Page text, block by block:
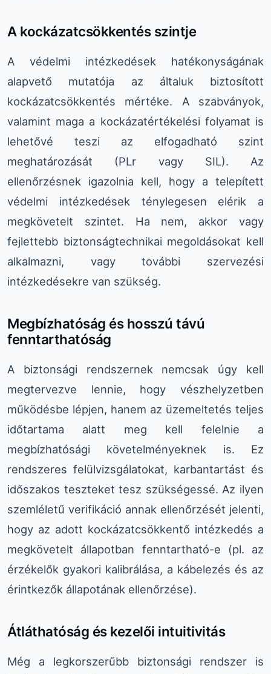
A kockázatcsökkentés szintje
A védelmi intézkedések hatékonyságának
alapvető mutatója az általuk biztosított
kockázatcsökkentés mértéke. A szabványok,
valamint maga a kockázatértékelési folyamat is
lehetővé teszi az elfogadható szint
meghatározását (PLr vagy SIL). Az
ellenőrzésnek igazolnia kell, hogy a telepített
védelmi intézkedések ténylegesen elérik a
megkövetelt szintet. Ha nem, akkor vagy
fejlettebb biztonságtechnikai megoldásokat kell
alkalmazni, vagy további szervezési
intézkedésekre van szükség.
Megbízhatóság és hosszú távú
fenntarthatóság
A biztonsági rendszernek nemcsak úgy kell
megtervezve lennie, hogy vészhelyzetben
működésbe lépjen, hanem az üzemeltetés teljes
időtartama alatt meg kell felelnie a
megbízhatósági követelményeknek is. Ez
rendszeres felülvizsgálatokat, karbantartást és
időszakos teszteket tesz szükségessé. Az ilyen
szemléletű verifikáció annak ellenőrzését jelenti,
hogy az adott kockázatcsökkentő intézkedés a
megkövetelt állapotban fenntartható-e (pl. az
érzékelők gyakori kalibrálása, a kábelezés és az
érintkezők állapotának ellenőrzése).
Átláthatóság és kezelői intuitivitás
Még a legkorszerűbb biztonsági rendszer is